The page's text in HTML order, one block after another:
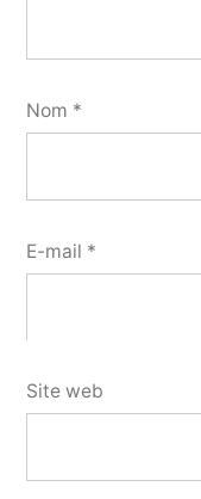
Nom *
E-mail *
Site web